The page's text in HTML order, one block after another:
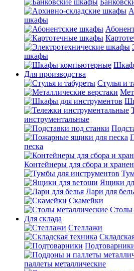
шкафы
шкафы
Для производства
Стулья и
инструментальные
песка
Контейнеры для сбора и
Ящики
Лари для
Скамейки
Столы
Для склада
Стеллажи
паллеты металлические